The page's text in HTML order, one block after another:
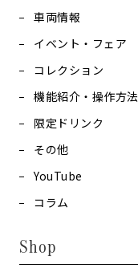
車両情報
イベント・フェア
コレクション
機能紹介・操作方法
限定ドリンク
その他
YouTube
コラム
Shop